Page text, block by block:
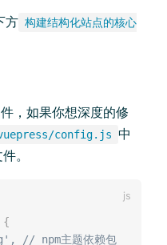
方 构建结构化站点的核心
，如果你想深度的修
config.js 中
。
{
// npm主题依赖包